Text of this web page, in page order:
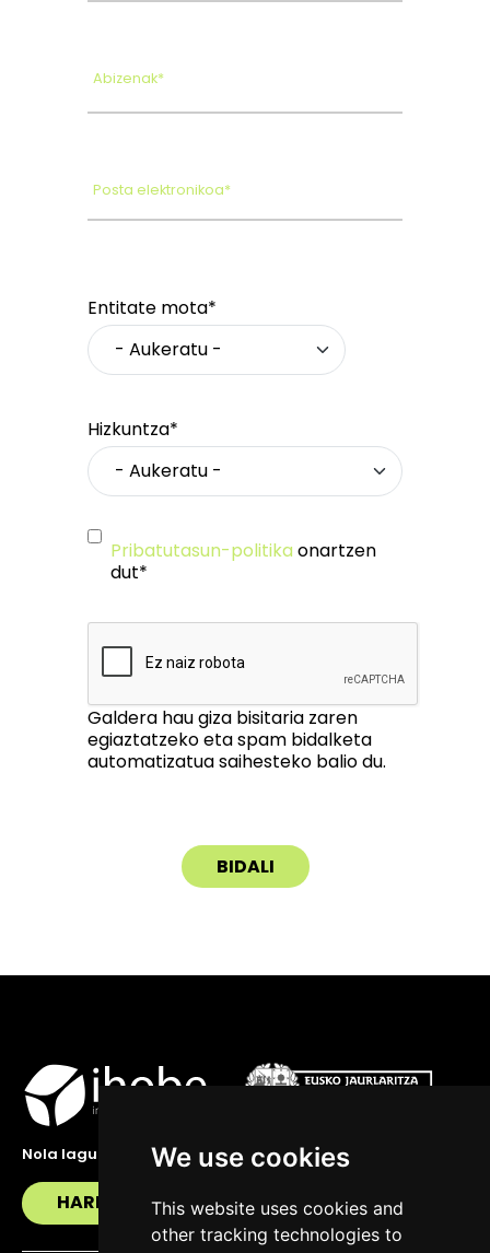
We use cookies
This website uses cookies and
other tracking technologies to
Abizenak*
Posta elektronikoa*
Entitate mota*
Hizkuntza*
Pribatutasun-politika onartzen
dut*
Galdera hau giza bisitaria zaren
egiaztatzeko eta spam bidalketa
automatizatua saihesteko balio du.
Nola lagundu zaitzakegu?
HARREMANETAN JARRI